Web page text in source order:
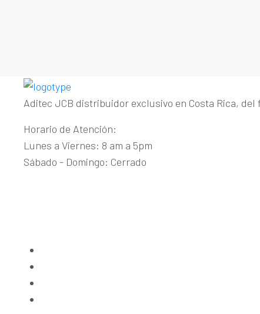
Aditec JCB distribuidor exclusivo en Costa Rica,
Horario de Atención:
Lunes a Viernes: 8 am a 5pm
Sábado - Domingo: Cerrado